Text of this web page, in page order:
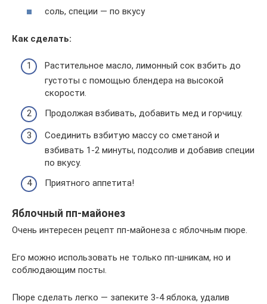
соль, специи — по вкусу
Как сделать:
Растительное масло, лимонный сок взбить до
густоты с помощью блендера на высокой
скорости.
Продолжая взбивать, добавить мед и горчицу.
Соединить взбитую массу со сметаной и
взбивать 1-2 минуты, подсолив и добавив специи
по вкусу.
Приятного аппетита!
Яблочный пп-майонез
Очень интересен рецепт пп-майонеза с яблочным пюре.
Его можно использовать не только пп-шникам, но и
соблюдающим посты.
Пюре сделать легко — запеките 3-4 яблока, удалив